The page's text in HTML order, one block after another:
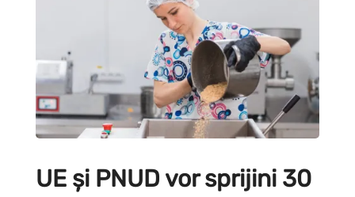
UE și PNUD vor sprijini 30